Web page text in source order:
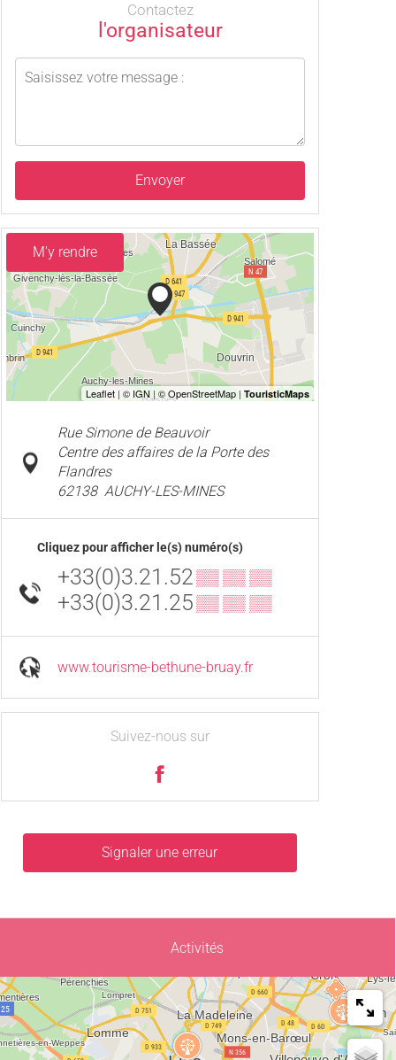
Contactez
l'organisateur
Envoyer
M'y rendre
Rue Simone de Beauvoir
Centre des affaires de la Porte des
Flandres
62138 AUCHY-LES-MINES
Cliquez pour afficher le(s) numéro(s)
+33(0)3.21.52▒▒ ▒▒ ▒▒
+33(0)3.21.25▒▒ ▒▒ ▒▒
www.tourisme-bethune-bruay.fr
Suivez-nous sur
Signaler une erreur
Activités